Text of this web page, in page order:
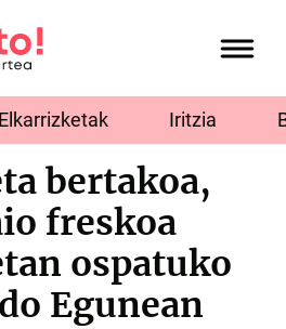
Elkarrizketak Iritzia
bertakoa,
freskoa
ospatuko
Egunean